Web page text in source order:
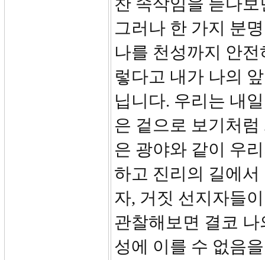
그러나 한 가지 분
나를 천성까지 안
렇다고 내가 나의
닙니다. 우리는 내
은 겉으로 보기처
은 광야와 같이 우
하고 진리의 길에
자, 거짓 선지자들
관찰해보면 결코
성에 이를 수 없음